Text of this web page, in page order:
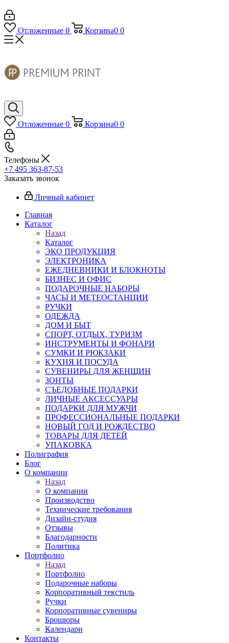
Отложенные 0 Корзина0 0
Отложенные 0 Корзина0 0
Телефоны
+7 495 363-87-53
Заказать звонок
Личный кабинет
Главная
Каталог
Назад
Каталог
ЭКО ПРОДУКЦИЯ
ЭЛЕКТРОНИКА
ЕЖЕДНЕВНИКИ И БЛОКНОТЫ
БИЗНЕС И ОФИС
ПОДАРОЧНЫЕ НАБОРЫ
ЧАСЫ И МЕТЕОСТАНЦИИ
РУЧКИ
ОДЕЖДА
ДОМ И БЫТ
СПОРТ, ОТДЫХ, ТУРИЗМ
ИНСТРУМЕНТЫ И ФОНАРИ
СУМКИ И РЮКЗАКИ
КУХНЯ И ПОСУДА
СУВЕНИРЫ ДЛЯ ЖЕНЩИН
ЗОНТЫ
СЪЕДОБНЫЕ ПОДАРКИ
ЛИЧНЫЕ АКСЕССУАРЫ
ПОДАРКИ ДЛЯ МУЖЧИ
ПРОФЕССИОНАЛЬНЫЕ ПОДАРКИ
НОВЫЙ ГОД И РОЖДЕСТВО
ТОВАРЫ ДЛЯ ДЕТЕЙ
УПАКОВКА
Полиграфия
Блог
О компании
Назад
О компании
Производство
Технические требования
Дизайн-студия
Отзывы
Благодарности
Политика
Портфолио
Назад
Портфолио
Подарочные наборы
Корпоративный текстиль
Ручки
Корпоративные сувениры
Брошюры
Календари
Контакты